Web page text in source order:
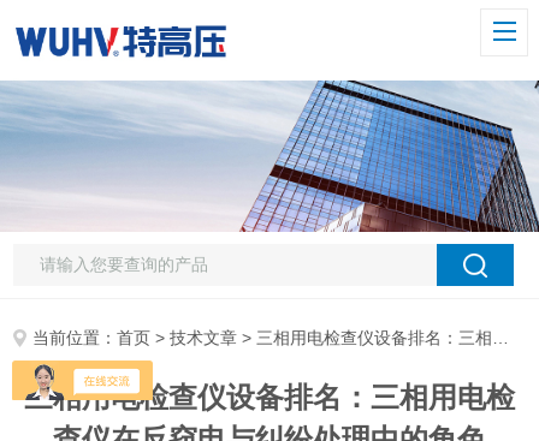
当前位置：首页 >技术文章 > 三相用电检查仪设备排名：三相用电检查仪在反窃电与纠纷处理中的角色
三相用电检查仪设备排名：三相用电检